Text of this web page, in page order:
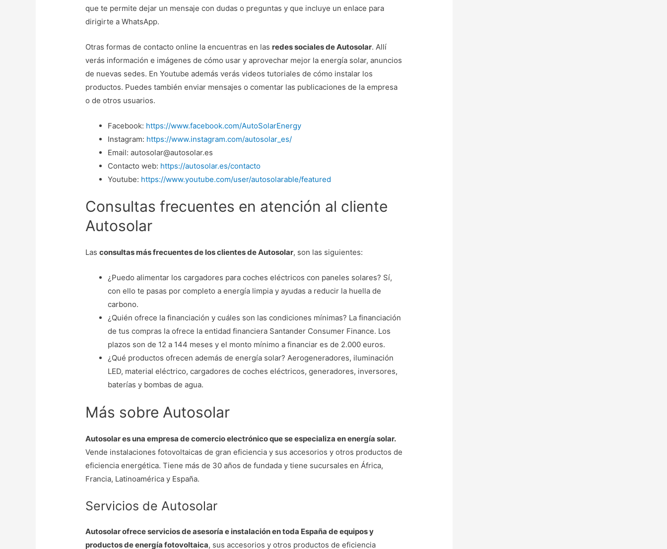
que te permite dejar un mensaje con dudas o preguntas y que incluye un enlace para
dirigirte a WhatsApp.
Otras formas de contacto online la encuentras en las redes sociales de Autosolar. Allí
verás información e imágenes de cómo usar y aprovechar mejor la energía solar, anuncios
de nuevas sedes. En Youtube además verás videos tutoriales de cómo instalar los
productos. Puedes también enviar mensajes o comentar las publicaciones de la empresa
o de otros usuarios.
Facebook: https://www.facebook.com/AutoSolarEnergy
Instagram: https://www.instagram.com/autosolar_es/
Email: autosolar@autosolar.es
Contacto web: https://autosolar.es/contacto
Youtube: https://www.youtube.com/user/autosolarable/featured
Consultas frecuentes en atención al cliente
Autosolar
Lasconsultas más frecuentes de los clientes de Autosolar, son las siguientes:
¿Puedo alimentar los cargadores para coches eléctricos con paneles solares? Sí,
con ello te pasas por completo a energía limpia y ayudas a reducir la huella de
carbono.
¿Quién ofrece la financiación y cuáles son las condiciones mínimas? La financiación
de tus compras la ofrece la entidad financiera Santander Consumer Finance. Los
plazos son de 12 a 144 meses y el monto mínimo a financiar es de 2.000 euros.
¿Qué productos ofrecen además de energía solar? Aerogeneradores, iluminación
LED, material eléctrico, cargadores de coches eléctricos, generadores, inversores,
baterías y bombas de agua.
Más sobre Autosolar
Autosolar es una empresa de comercio electrónico que se especializa en energía solar.
Vende instalaciones fotovoltaicas de gran eficiencia y sus accesorios y otros productos de
eficiencia energética. Tiene más de 30 años de fundada y tiene sucursales en África,
Francia, Latinoamérica y España.
Servicios de Autosolar
Autosolar ofrece servicios de asesoría e instalación en toda España de equipos y
productos de energía fotovoltaica, sus accesorios y otros productos de eficiencia